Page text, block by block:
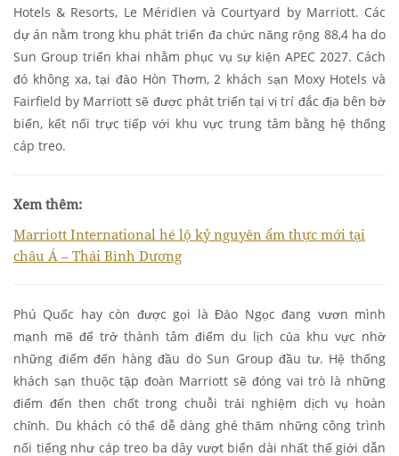
Hotels & Resorts, Le Méridien và Courtyard by Marriott. Các
dự án nằm trong khu phát triển đa chức năng rộng 88,4 ha do
Sun Group triển khai nhằm phục vụ sự kiện APEC 2027. Cách
đó không xa, tại đảo Hòn Thơm, 2 khách sạn Moxy Hotels và
Fairfield by Marriott sẽ được phát triển tại vị trí đắc địa bên bờ
biển, kết nối trực tiếp với khu vực trung tâm bằng hệ thống
cáp treo.
Xem thêm:
Marriott International hé lộ kỷ nguyên ẩm thực mới tại
châu Á – Thái Bình Dương
Phú Quốc hay còn được gọi là Đảo Ngọc đang vươn mình
mạnh mẽ để trở thành tâm điểm du lịch của khu vực nhờ
những điểm đến hàng đầu do Sun Group đầu tư. Hệ thống
khách sạn thuộc tập đoàn Marriott sẽ đóng vai trò là những
điểm đến then chốt trong chuỗi trải nghiệm dịch vụ hoàn
chỉnh. Du khách có thể dễ dàng ghé thăm những công trình
nổi tiếng như cáp treo ba dây vượt biển dài nhất thế giới dẫn